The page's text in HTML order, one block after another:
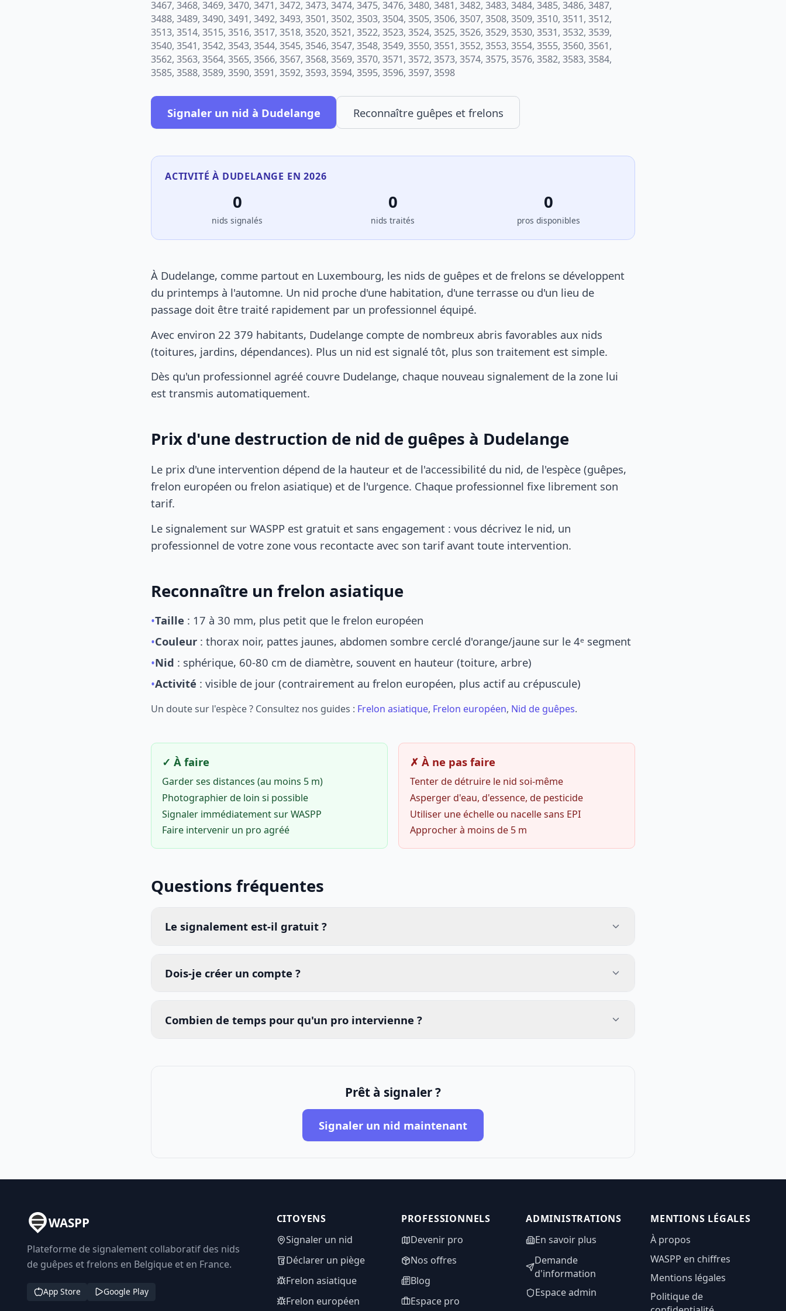
3467, 3468, 3469, 3470, 3471, 3472, 3473, 3474, 3475, 3476, 3480, 3481, 3482, 3483, 3484, 3485, 3486, 3487,
3488, 3489, 3490, 3491, 3492, 3493, 3501, 3502, 3503, 3504, 3505, 3506, 3507, 3508, 3509, 3510, 3511, 3512,
3513, 3514, 3515, 3516, 3517, 3518, 3520, 3521, 3522, 3523, 3524, 3525, 3526, 3529, 3530, 3531, 3532, 3539,
3540, 3541, 3542, 3543, 3544, 3545, 3546, 3547, 3548, 3549, 3550, 3551, 3552, 3553, 3554, 3555, 3560, 3561,
3562, 3563, 3564, 3565, 3566, 3567, 3568, 3569, 3570, 3571, 3572, 3573, 3574, 3575, 3576, 3582, 3583, 3584,
3585, 3588, 3589, 3590, 3591, 3592, 3593, 3594, 3595, 3596, 3597, 3598
Signaler un nid à Dudelange Reconnaître guêpes et frelons
ACTIVITÉ À DUDELANGE EN 2026
0
nids signalés
0
nids traités
0
pros disponibles
À Dudelange, comme partout en Luxembourg, les nids de guêpes et de frelons se développent
du printemps à l'automne. Un nid proche d'une habitation, d'une terrasse ou d'un lieu de
passage doit être traité rapidement par un professionnel équipé.
Avec environ 22 379 habitants, Dudelange compte de nombreux abris favorables aux nids
(toitures, jardins, dépendances). Plus un nid est signalé tôt, plus son traitement est simple.
Dès qu'un professionnel agréé couvre Dudelange, chaque nouveau signalement de la zone lui
est transmis automatiquement.
Prix d'une destruction de nid de guêpes à Dudelange
Le prix d'une intervention dépend de la hauteur et de l'accessibilité du nid, de l'espèce (guêpes,
frelon européen ou frelon asiatique) et de l'urgence. Chaque professionnel fixe librement son
tarif.
Le signalement sur WASPP est gratuit et sans engagement : vous décrivez le nid, un
professionnel de votre zone vous recontacte avec son tarif avant toute intervention.
Reconnaître un frelon asiatique
•Taille : 17 à 30 mm, plus petit que le frelon européen
•Couleur : thorax noir, pattes jaunes, abdomen sombre cerclé d'orange/jaune sur le 4ᵉ segment
•Nid : sphérique, 60-80 cm de diamètre, souvent en hauteur (toiture, arbre)
•Activité : visible de jour (contrairement au frelon européen, plus actif au crépuscule)
Un doute sur l'espèce ? Consultez nos guides : Frelon asiatique, Frelon européen, Nid de guêpes.
✓ À faire
Garder ses distances (au moins 5 m)
Photographier de loin si possible
Signaler immédiatement sur WASPP
Faire intervenir un pro agréé
✗ À ne pas faire
Tenter de détruire le nid soi-même
Asperger d'eau, d'essence, de pesticide
Utiliser une échelle ou nacelle sans EPI
Approcher à moins de 5 m
Questions fréquentes
Le signalement est-il gratuit ?
Dois-je créer un compte ?
Combien de temps pour qu'un pro intervienne ?
Prêt à signaler ?
Signaler un nid maintenant
WASPP
Plateforme de signalement collaboratif des nids
de guêpes et frelons en Belgique et en France.
App Store Google Play
CITOYENS
Signaler un nid
Déclarer un piège
Frelon asiatique
Frelon européen
PROFESSIONNELS
Devenir pro
Nos offres
Blog
Espace pro
ADMINISTRATIONS
En savoir plus
Demande
d'information
Espace admin
MENTIONS LÉGALES
À propos
WASPP en chiffres
Mentions légales
Politique de